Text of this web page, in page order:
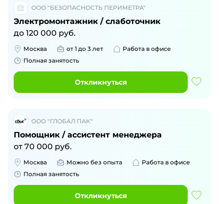
ООО "БЕЗОПАСНОСТЬ ПЕРИМЕТРА"
Электромонтажник / слаботочник
до 120 000 руб.
Москва от 1 до 3 лет
Работа в офисе
Полная занятость
Откликнуться
ООО "ГЛОБАЛ ПАК"
Помощник / ассистент менеджера
от 70 000 руб.
Москва Можно без опыта
Работа в офисе
Полная занятость
Откликнуться